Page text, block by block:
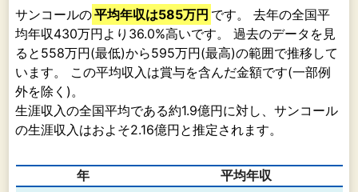
ね、薄板ばね、リアクトルコイル、ＬＥＤ関連、
バスバー、シャントバスバー、電流センサー等の
製造・販売を行っております。
（2） 「電子情報通信分野」の製造・販売事業に
おける区分は、次のとおりであります。
［ＨＤＤ用サスペンション］（日本）
製造・販売を行っております。
サンコールの平均年収は585万円 です。 去年の全国平
均年収430万円より36.0%高いです。 過去のデータを見
ると558万円(最低)から595万円(最高)の範囲で推移して
います。 この平均収入は賞与を含んだ金額です(一部例
外を除く)。
生涯収入の全国平均である約1.9億円に対し、サンコール
の生涯収入はおよそ2.16億円と推定されます。
年 平均年収